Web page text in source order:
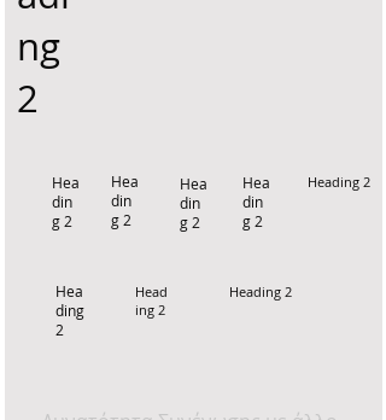
ng
2
Hea
din
g 2
Hea
din
g 2
Hea
din
g 2
Hea
din
g 2
Heading 2
Hea
ding
2
Head
ing 2
Heading 2